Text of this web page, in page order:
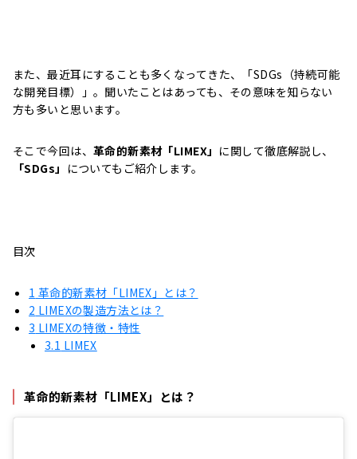
また、最近耳にすることも多くなってきた、「SDGs（持続可能
な開発目標）」。聞いたことはあっても、その意味を知らない
方も多いと思います。
そこで今回は、 革命的新素材「LIMEX」 に関して徹底解説し、
「SDGs」 についてもご紹介します。
目次
1 革命的新素材「LIMEX」とは？
2 LIMEXの製造方法とは？
3 LIMEXの特徴・特性
3.1 LIMEX
革命的新素材「LIMEX」とは？